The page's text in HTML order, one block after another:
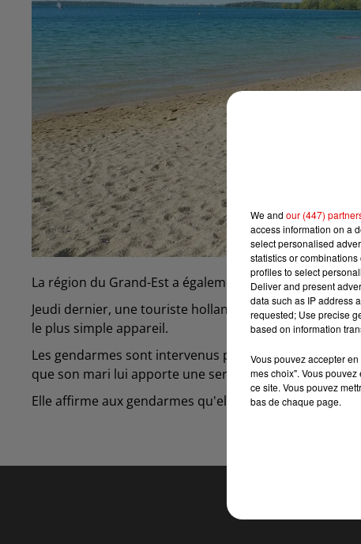
La région du Grand-Est a également le droit à ses
Jeudi dernier, une touriste hollandaise, adepte du
le plus simple appareil.
Les gendarmes sont intervenus pour lui demander
que son mari lui apporte une serviette.
Elle affirme aux gendarmes qu'elle était persuadée
We and our (447)
access information on a
select personalised
statistics or
profiles to select
Deliver and present
data such as IP address
requested; Use precise
based on information
Vous pouvez accepter
mes choix". Vous
ce site. Vous pouvez
bas de chaque page.